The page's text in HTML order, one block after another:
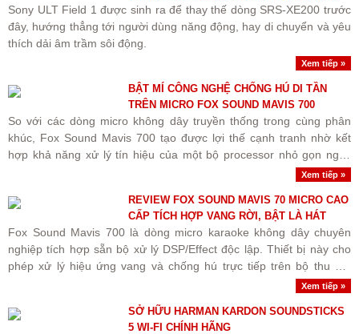
Sony ULT Field 1 được sinh ra để thay thế dòng SRS-XE200 trước
đây, hướng thẳng tới người dùng năng động, hay di chuyển và yêu
thích dải âm trầm sôi động.
Xem tiếp »
BẬT MÍ CÔNG NGHỆ CHỐNG HÚ DI TẦN
TRÊN MICRO FOX SOUND MAVIS 700
So với các dòng micro không dây truyền thống trong cùng phân
khúc, Fox Sound Mavis 700 tạo được lợi thế cạnh tranh nhờ kết
hợp khả năng xử lý tín hiệu của một bộ processor nhỏ gọn ngay
Xem tiếp »
REVIEW FOX SOUND MAVIS 70 MICRO CAO
CẤP TÍCH HỢP VANG RỜI, BẬT LÀ HÁT
Fox Sound Mavis 700 là dòng micro karaoke không dây chuyên
nghiệp tích hợp sẵn bộ xử lý DSP/Effect độc lập. Thiết bị này cho
phép xử lý hiệu ứng vang và chống hú trực tiếp trên bộ thu mà
Xem tiếp »
SỞ HỮU HARMAN KARDON SOUNDSTICKS
5 WI-FI CHÍNH HÃNG